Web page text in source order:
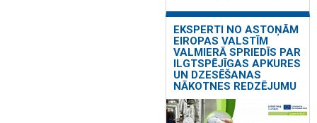
EKSPERTI NO ASTOŅĀM
EIROPAS VALSTĪM
VALMIERĀ SPRIEDĪS PAR
ILGTSPĒJĪGAS APKURES
UN DZESĒŠANAS
NĀKOTNES REDZĒJUMU